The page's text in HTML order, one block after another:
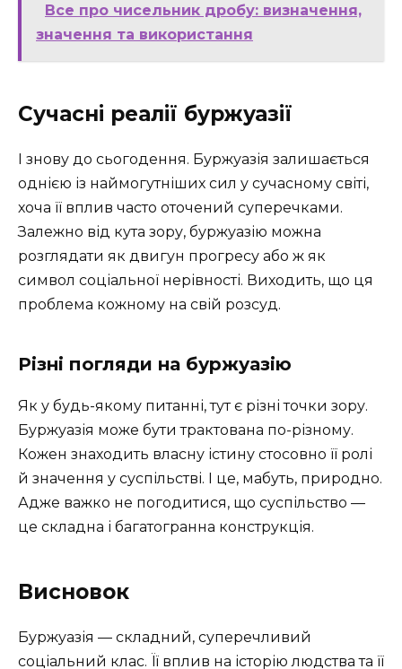
Все про чисельник дробу: визначення,
значення та використання
Сучасні реалії буржуазії
І знову до сьогодення. Буржуазія залишається
однією із наймогутніших сил у сучасному світі,
хоча її вплив часто оточений суперечками.
Залежно від кута зору, буржуазію можна
розглядати як двигун прогресу або ж як
символ соціальної нерівності. Виходить, що ця
проблема кожному на свій розсуд.
Різні погляди на буржуазію
Як у будь-якому питанні, тут є різні точки зору.
Буржуазія може бути трактована по-різному.
Кожен знаходить власну істину стосовно її ролі
й значення у суспільстві. І це, мабуть, природно.
Адже важко не погодитися, що суспільство —
це складна і багатогранна конструкція.
Висновок
Буржуазія — складний, суперечливий
соціальний клас. Її вплив на історію людства та її